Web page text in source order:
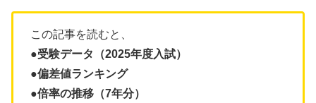
この記事を読むと、
●受験データ（2025年度入試）
●偏差値ランキング
●倍率の推移（7年分）